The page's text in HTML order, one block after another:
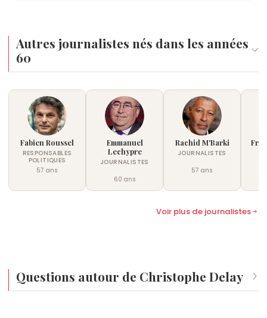
Autres journalistes nés dans les années
60
Fabien Roussel
RESPONSABLES
POLITIQUES
57 ans
Emmanuel
Lechypre
JOURNALISTES
60 ans
Rachid M'Barki
JOURNALISTES
57 ans
Voir plus de journalistes
Questions autour de Christophe Delay